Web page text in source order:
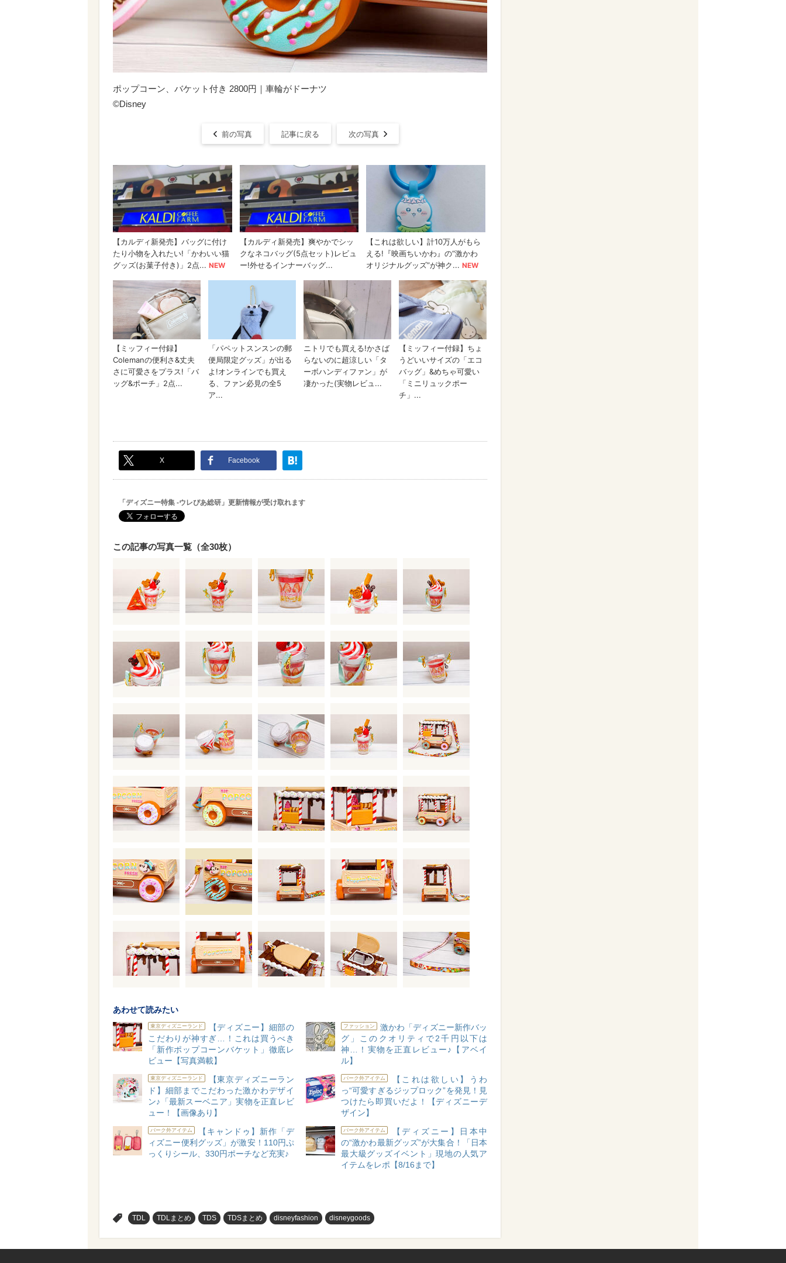
ポップコーン、バケット付き 2800円｜車輪がドーナツ
©Disney
前の写真 記事に戻る 次の写真
X Facebook
「ディズニー特集 -ウレぴあ総研」更新情報が受け取れます
この記事の写真一覧（全30枚）
あわせて読みたい
東京ディズニーランド
【ディズニー】細部の
こだわりが神すぎ…！これは買うべき
「新作ポップコーンバケット」徹底レ
ビュー【写真満載】
ファッション
激かわ「ディズニー新作バッ
グ」このクオリティで2千円以下は
神…！実物を正直レビュー♪【アベイ
ル】
東京ディズニーランド
【東京ディズニーラン
ド】細部までこだわった激かわデザイ
ン♪「最新スーベニア」実物を正直レビ
ュー！【画像あり】
パーク外アイテム
【これは欲しい】うわ
っ“可愛すぎるジップロック”を発見！見
つけたら即買いだよ！【ディズニーデ
ザイン】
パーク外アイテム
【キャンドゥ】新作「デ
ィズニー便利グッズ」が激安！110円ぷ
っくりシール、330円ポーチなど充実♪
パーク外アイテム
【ディズニー】日本中
の“激かわ最新グッズ”が大集合！「日本
最大級グッズイベント」現地の人気ア
イテムをレポ【8/16まで】
TDL TDLまとめ TDS TDSまとめ disneyfashion disneygoods